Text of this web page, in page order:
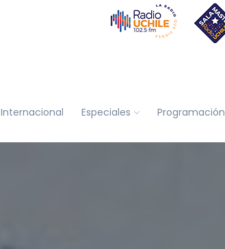
Internacional Especiales Programación